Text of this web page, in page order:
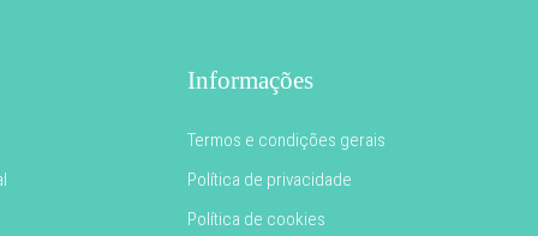
Informações
Termos e condições gerais
Política de privacidade
Política de cookies